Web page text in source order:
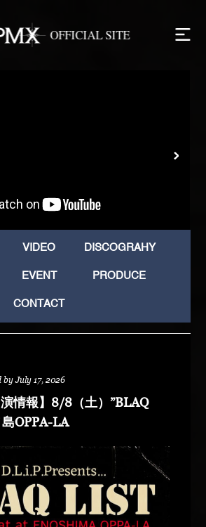
VIDEO DISCOGRAHY
EVENT PRODUCE
CONTACT
by July 17, 2026
演情報】8/8（土）”BLAQ
OPPA-LA